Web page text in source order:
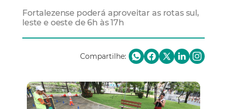
Fortalezense poderá aproveitar as rotas sul,
leste e oeste de 6h às 17h
Compartilhe: